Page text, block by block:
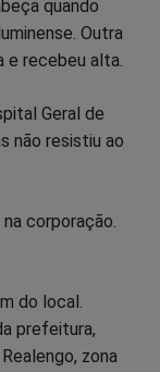
no
no
quando
Outra
e recebeu alta.
Geral de
não resistiu ao
corporação.
do local.
prefeitura,
zona